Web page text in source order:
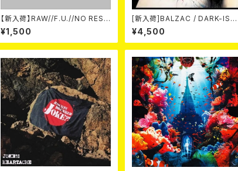
【新入荷】RAW//F.U.//NO REST
/ 3way split EP ハード ラック
ダンス (CD)
¥1,500
[新入荷]BALZAC / DARK-ISM
-20th Anniversary Compilati
on- (2CD)
¥4,500